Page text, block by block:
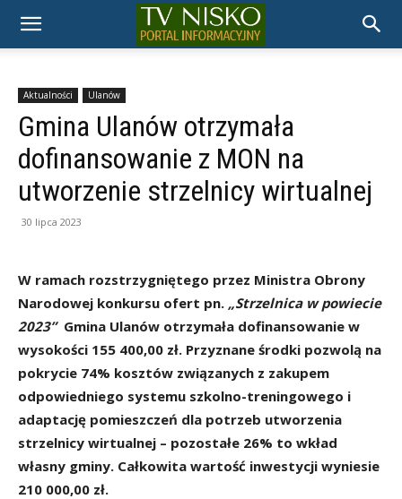
TELEWIZJA
NISKO
Aktualności Ulanów
Gmina Ulanów otrzymała
dofinansowanie z MON na
utworzenie strzelnicy wirtualnej
30 lipca 2023
W ramach rozstrzygniętego przez Ministra Obrony
Narodowej konkursu ofert pn. „Strzelnica w powiecie
2023” Gmina Ulanów otrzymała dofinansowanie w
wysokości 155 400,00 zł. Przyznane środki pozwolą na
pokrycie 74% kosztów związanych z zakupem
odpowiedniego systemu szkolno-treningowego i
adaptację pomieszczeń dla potrzeb utworzenia
strzelnicy wirtualnej – pozostałe 26% to wkład
własny gminy. Całkowita wartość inwestycji wyniesie
210 000,00 zł.